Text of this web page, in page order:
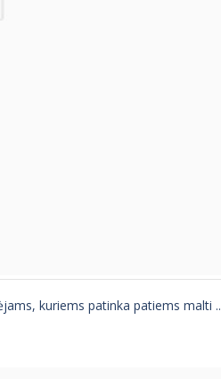
kuriems patinka patiems malti ..